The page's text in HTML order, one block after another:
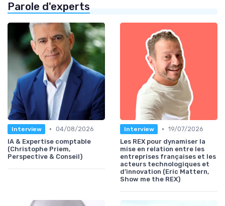
Parole d'experts
Interview • 04/08/2026
IA & Expertise comptable
(Christophe Priem,
Perspective & Conseil)
Interview • 19/07/2026
Les REX pour dynamiser la
mise en relation entre les
entreprises françaises et les
acteurs technologiques et
d’innovation (Eric Mattern,
Show me the REX)